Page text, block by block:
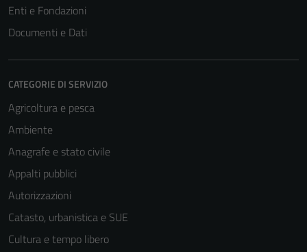
Enti e Fondazioni
Documenti e Dati
CATEGORIE DI SERVIZIO
Agricoltura e pesca
Ambiente
Anagrafe e stato civile
Appalti pubblici
Autorizzazioni
Catasto, urbanistica e SUE
Cultura e tempo libero